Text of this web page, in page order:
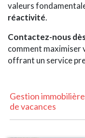
valeurs
réactivité.
Contactez-nous
comment maximiser
offrant un service
Gestion
de vacances